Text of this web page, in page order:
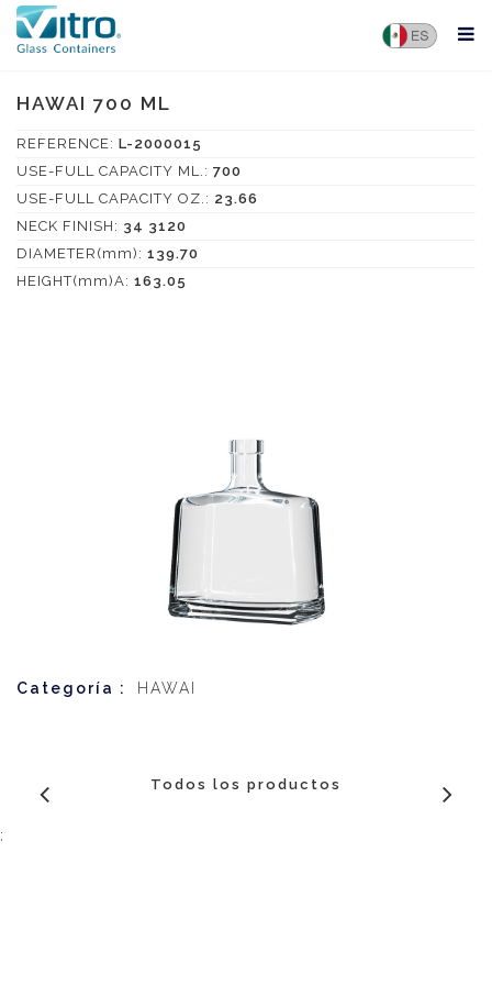
HAWAI 700 ML
REFERENCE: L-2000015
USE-FULL CAPACITY ML.: 700
USE-FULL CAPACITY OZ.: 23.66
NECK FINISH: 34 3120
DIAMETER(mm): 139.70
HEIGHT(mm)A: 163.05
Categoría : HAWAI
Todos los productos
;